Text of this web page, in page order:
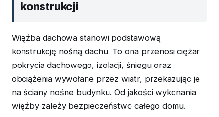
konstrukcji
Więźba dachowa stanowi podstawową
konstrukcję nośną dachu. To ona przenosi ciężar
pokrycia dachowego, izolacji, śniegu oraz
obciążenia wywołane przez wiatr, przekazując je
na ściany nośne budynku. Od jakości wykonania
więźby zależy bezpieczeństwo całego domu.